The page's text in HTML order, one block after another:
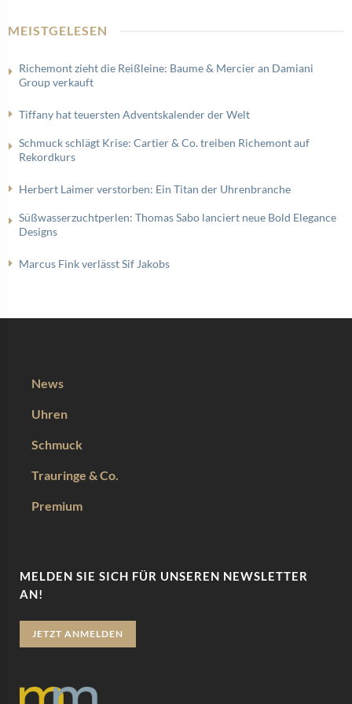
MEISTGELESEN
Richemont zieht die Reißleine: Baume & Mercier an Damiani
Group verkauft
Tiffany hat teuersten Adventskalender der Welt
Schmuck schlägt Krise: Cartier & Co. treiben Richemont auf
Rekordkurs
Herbert Laimer verstorben: Ein Titan der Uhrenbranche
Süßwasserzuchtperlen: Thomas Sabo lanciert neue Bold Elegance
Designs
Marcus Fink verlässt Sif Jakobs
News
Uhren
Schmuck
Trauringe & Co.
Premium
MELDEN SIE SICH FÜR UNSEREN NEWSLETTER
AN!
JETZT ANMELDEN